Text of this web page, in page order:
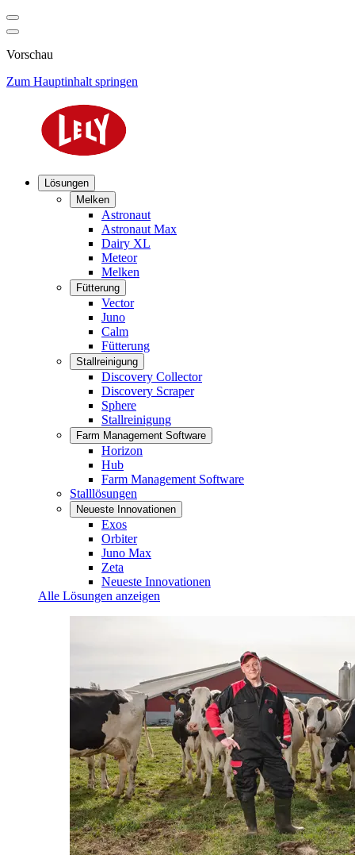
Vorschau
Zum Hauptinhalt springen
Lösungen
Melken
Astronaut
Astronaut Max
Dairy XL
Meteor
Melken
Fütterung
Vector
Juno
Calm
Fütterung
Stallreinigung
Discovery Collector
Discovery Scraper
Sphere
Stallreinigung
Farm Management Software
Horizon
Hub
Farm Management Software
Stalllösungen
Neueste Innovationen
Exos
Orbiter
Juno Max
Zeta
Neueste Innovationen
Alle Lösungen anzeigen